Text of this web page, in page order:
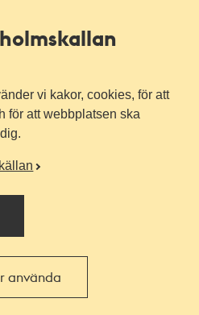
vi kakor, cookies, för att
för att webbplatsen ska
använda